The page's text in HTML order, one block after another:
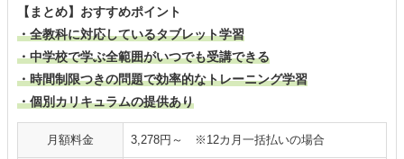
【まとめ】おすすめポイント
・全教科に対応しているタブレット学習
・中学校で学ぶ全範囲がいつでも受講できる
・時間制限つきの問題で効率的なトレーニング学習
・個別カリキュラムの提供あり
月額料金 3,278円～ ※12カ月一括払いの場合